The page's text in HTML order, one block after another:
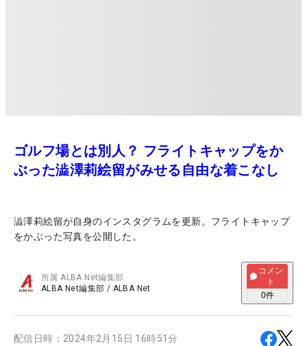
ゴルフ場とは別人？ フライトキャップをか
ぶった澁澤莉絵留がみせる自由な着こなし
澁澤莉絵留が自身のインスタグラムを更新。フライトキャップ
をかぶった写真を公開した。
所属ALBA Net編集部
ALBA Net編集部 / ALBA Net
コメン
ト
0件
配信日時： 2024年2月15日 16時51分